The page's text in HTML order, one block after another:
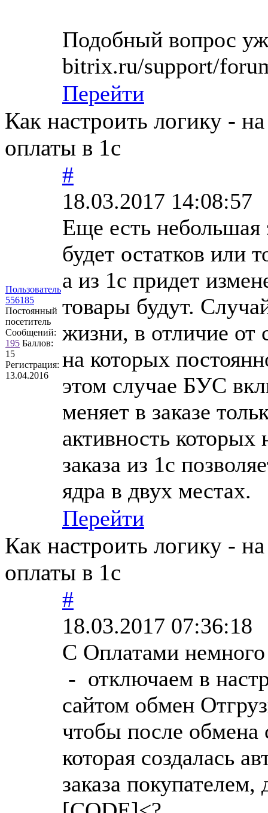
Подобный вопрос
bitrix.ru/support/
Перейти
Как настроить логику - на
оплаты в 1с
Пользователь
556185
Постоянный
посетитель
Сообщений:
195 Баллов:
15
Регистрация:
13.04.2016
#
18.03.2017 14:08:57
Еще есть небольшая
будет остатков или
а из 1с придет
товары будут.
жизни, в отличие от
на которых
этом случае БУС
меняет в заказе
активность
заказа из 1с
ядра в двух местах.
Перейти
Как настроить логику - на
оплаты в 1с
#
18.03.2017 07:36:18
С Оплатами
- отключаем в
сайтом обмен
чтобы после обмена
которая создалась
заказа